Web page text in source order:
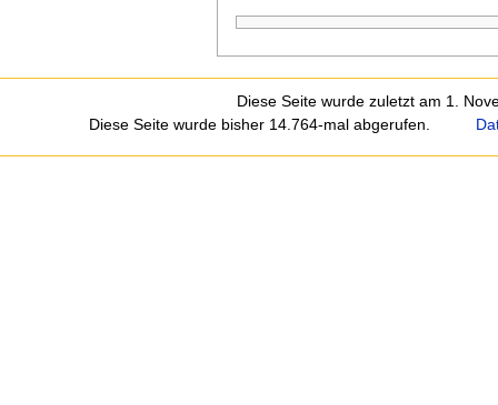
Diese Seite wurde zuletzt am 1.
Diese Seite wurde bisher 14.764-mal abgerufen.